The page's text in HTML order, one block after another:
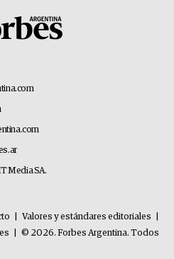
Media SA.
Valores y estándares editoriales
© 2026. Forbes Argentina. Todos